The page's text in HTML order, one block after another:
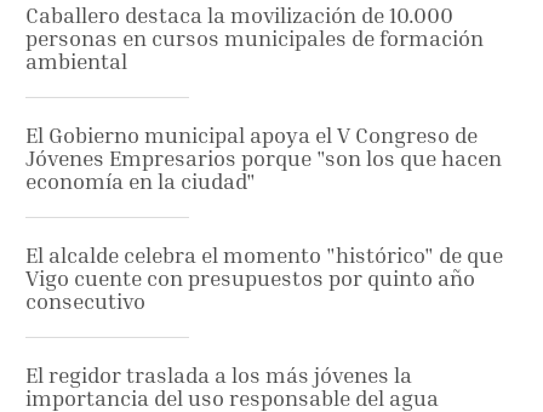
Caballero destaca la movilización de 10.000
personas en cursos municipales de formación
ambiental
El Gobierno municipal apoya el V Congreso de
Jóvenes Empresarios porque "son los que hacen
economía en la ciudad"
El alcalde celebra el momento "histórico" de que
Vigo cuente con presupuestos por quinto año
consecutivo
El regidor traslada a los más jóvenes la
importancia del uso responsable del agua